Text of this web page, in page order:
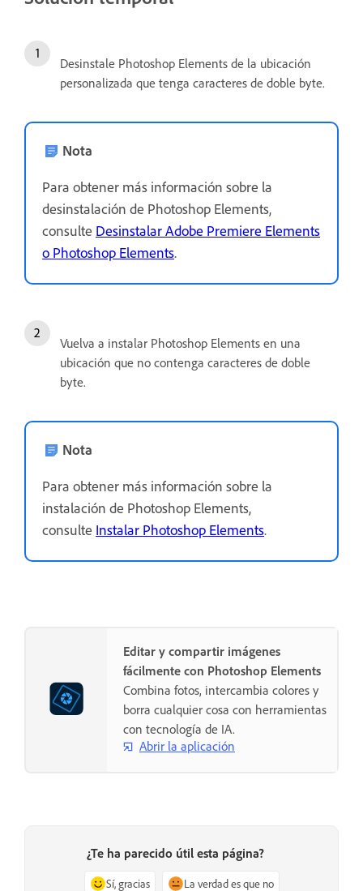
Desinstale Photoshop Elements de la ubicación
personalizada que tenga caracteres de doble byte.
Nota
Para obtener más información sobre la
desinstalación de Photoshop Elements,
consulte Desinstalar Adobe Premiere Elements
o Photoshop Elements.
Vuelva a instalar Photoshop Elements en una
ubicación que no contenga caracteres de doble
byte.
Nota
Para obtener más información sobre la
instalación de Photoshop Elements,
consulte Instalar Photoshop Elements.
Editar y compartir imágenes
fácilmente con Photoshop Elements
Combina fotos, intercambia colores y
borra cualquier cosa con herramientas
con tecnología de IA.
Abrir la aplicación
¿Te ha parecido útil esta página?
Sí, gracias La verdad es que no